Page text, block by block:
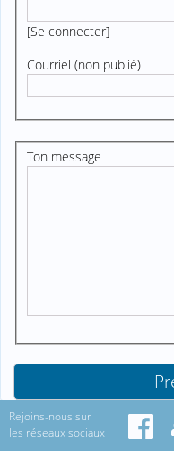
[Se connecter]
Courriel (non publié)
Ton message
Rejoins-nous sur
les réseaux sociaux :